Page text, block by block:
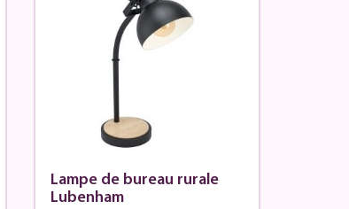
Lampe de bureau rurale
Lubenham